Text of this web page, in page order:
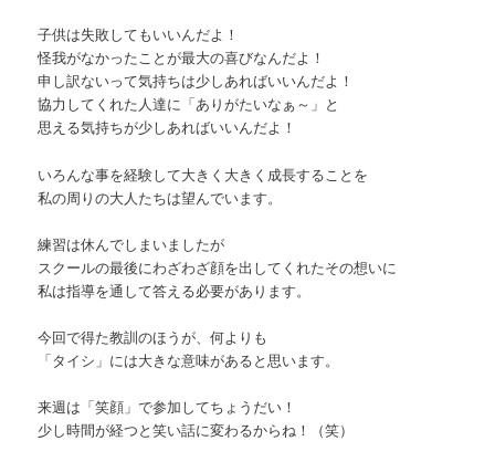
子供は失敗してもいいんだよ！
怪我がなかったことが最大の喜びなんだよ！
申し訳ないって気持ちは少しあればいいんだよ！
協力してくれた人達に「ありがたいなぁ～」と
思える気持ちが少しあればいいんだよ！
いろんな事を経験して大きく大きく成長することを
私の周りの大人たちは望んでいます。
練習は休んでしまいましたが
スクールの最後にわざわざ顔を出してくれたその想いに
私は指導を通して答える必要があります。
今回で得た教訓のほうが、何よりも
「タイシ」には大きな意味があると思います。
来週は「笑顔」で参加してちょうだい！
少し時間が経つと笑い話に変わるからね！（笑）